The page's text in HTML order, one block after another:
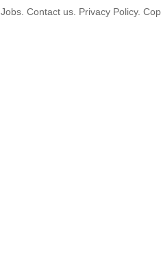
Jobs. Contact us. Privacy Policy.